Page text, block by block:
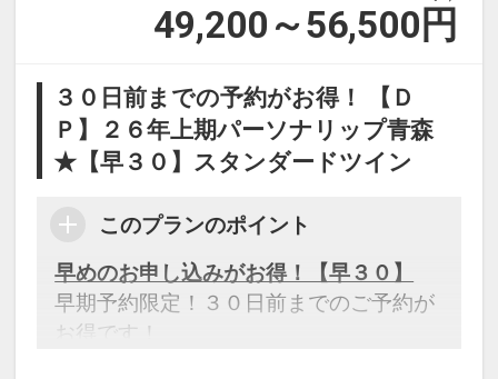
49,200～56,500 円
３０日前までの予約がお得！ 【Ｄ
Ｐ】２６年上期パーソナリップ青森
★【早３０】スタンダードツイン
このプランのポイント
早めのお申し込みがお得！【早３０】
早期予約限定！３０日前までのご予約が
お得です！